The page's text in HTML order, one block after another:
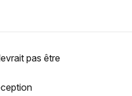
pas être